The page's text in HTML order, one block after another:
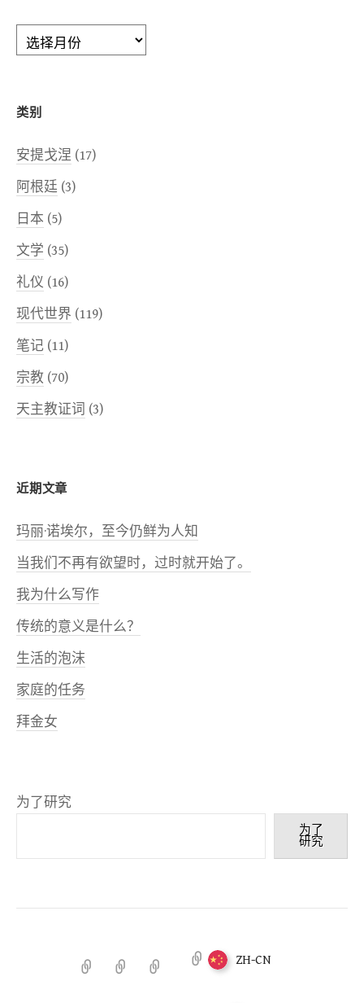
档
案
类别
安提戈涅 (17)
阿根廷 (3)
日本 (5)
文学 (35)
礼仪 (16)
现代世界 (119)
笔记 (11)
宗教 (70)
天主教证词 (3)
近期文章
玛丽·诺埃尔，至今仍鲜为人知
当我们不再有欲望时，过时就开始了。
我为什么写作
传统的意义是什么？
生活的泡沫
家庭的任务
拜金女
为了研究
为了
研究
ZH-CN